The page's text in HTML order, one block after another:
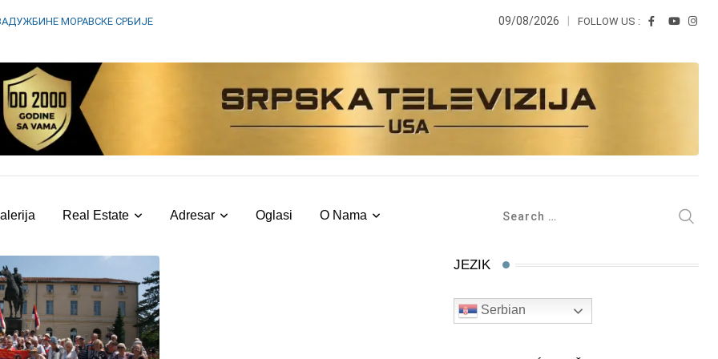
МОРАВСКЕ СРБИЈЕ 09/08/2026 FOLLOW US :
Real Estate Adresar Oglasi O Nama
JEZIK
Serbian